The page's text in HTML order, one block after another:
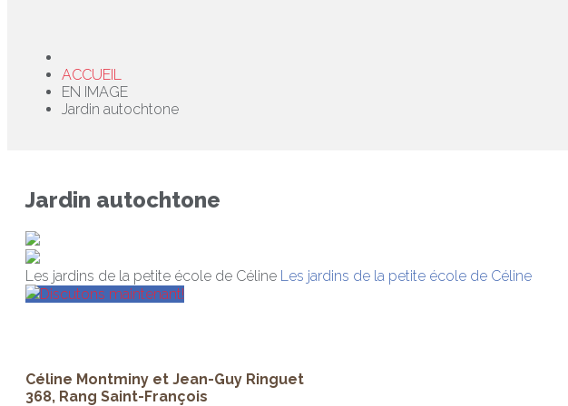
ACCUEIL
EN IMAGE
Jardin autochtone
Jardin autochtone
Les jardins de la petite école de Céline Les jardins de la petite école de Céline
Discutons maintenant!
Céline Montminy et Jean-Guy Ringuet
368, Rang Saint-François